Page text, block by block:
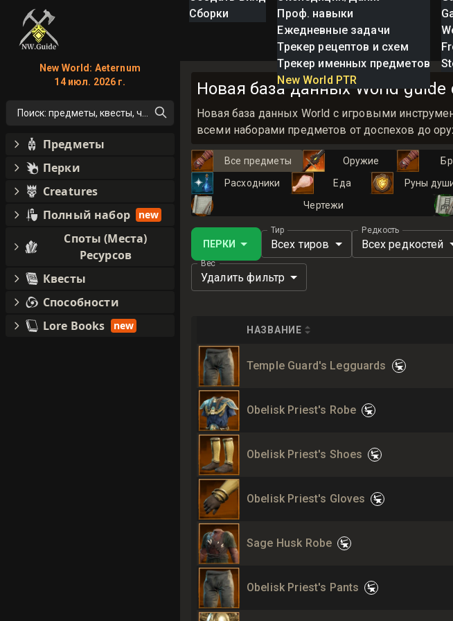
Сборки
Проф. навыки
Ежедневные задачи
Трекер рецептов и схем
Трекер именных предметов
New World PTR
Новая база данных World
Новая база данных World с игровыми
всеми наборами предметов от доспехов до
Все предметы Оружие
Расходники
Еда Руны
Чертежи
ПЕРКИ
Тир
Всех тиров
Редкость
Всех редкостей
Вес
Удалить фильтр
НАЗВАНИЕ
Temple Guard's Legguards
Obelisk Priest's Robe
Obelisk Priest's Shoes
Obelisk Priest's Gloves
Sage Husk Robe
Obelisk Priest's Pants
New World: Aeternum
14 июл. 2026 г.
Поиск: предметы, квесты, что угодно!
Предметы
Перки
Creatures
Полный набор
new
Споты (Места)
Ресурсов
Квесты
Способности
Lore Books
new